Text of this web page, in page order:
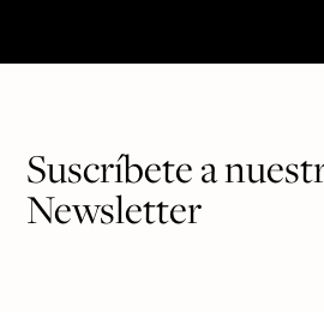
Suscríbete a
Newsletter